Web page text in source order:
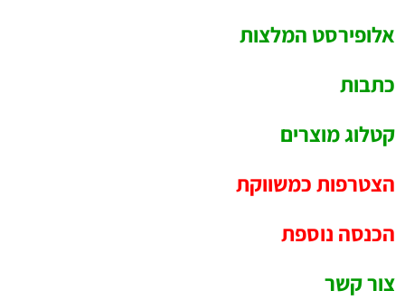
אלופירסט המלצות
כתבות
קטלוג מוצרים
הצטרפות כמשווקת
הכנסה נוספת
צור קשר